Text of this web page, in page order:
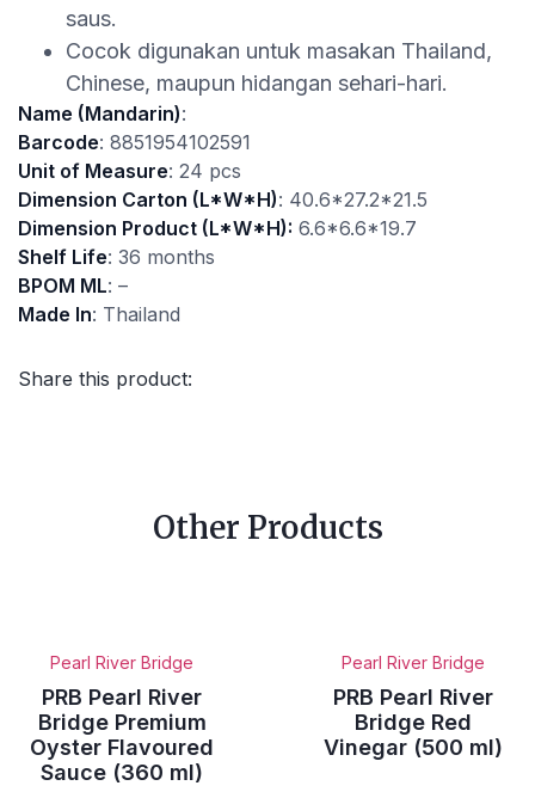
saus.
Cocok digunakan untuk masakan Thailand,
Chinese, maupun hidangan sehari-hari.
Name (Mandarin):
Barcode: 8851954102591
Unit of Measure: 24 pcs
Dimension Carton (L*W*H): 40.6*27.2*21.5
Dimension Product (L*W*H): 6.6*6.6*19.7
Shelf Life: 36 months
BPOM ML: –
Made In: Thailand
Share this product:
Other Products
Pearl River Bridge
PRB Pearl River
Bridge Premium
Oyster Flavoured
Sauce (360 ml)
Pearl River Bridge
PRB Pearl River
Bridge Red
Vinegar (500 ml)